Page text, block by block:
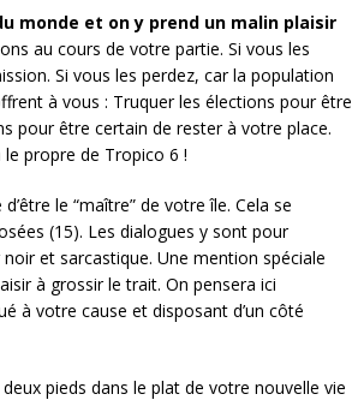
monde et on y prend un malin plaisir
au cours de votre partie. Si vous les
Si vous les perdez, car la population
à vous : Truquer les élections pour être
pour être certain de rester à votre place.
le propre de Tropico 6 !
le “maître” de votre île. Cela se
(15). Les dialogues y sont pour
et sarcastique. Une mention spéciale
à grossir le trait. On pensera ici
à votre cause et disposant d’un côté
pieds dans le plat de votre nouvelle vie